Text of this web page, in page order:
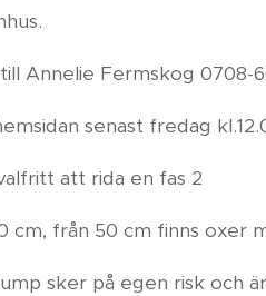
Annelie Fermskog 0708-
senast fredag
att rida en fas 2
cm, från 50 cm finns oxer
sker på egen risk och